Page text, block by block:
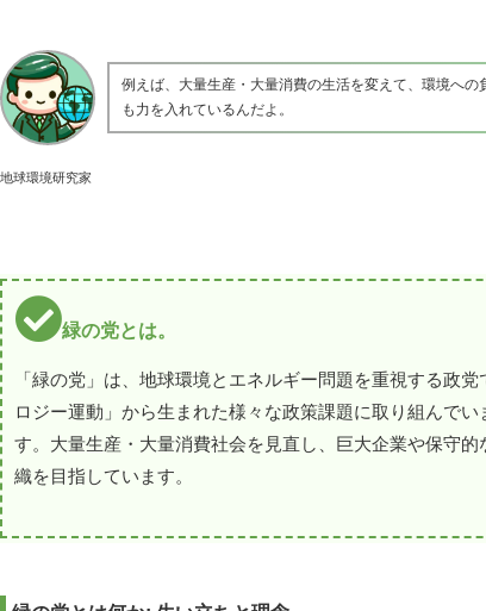
地球環境研究家
例えば、大量生産・大量消費の生活を変えて、環境へ
も力を入れているんだよ。
緑の党とは。
「緑の党」は、地球環境とエネルギー問題を重視する政
ロジー運動」から生まれた様々な政策課題に取り組んで
す。大量生産・大量消費社会を見直し、巨大企業や保守
織を目指しています。